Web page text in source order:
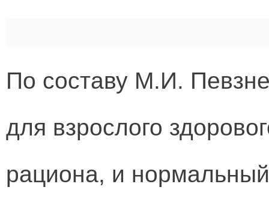
По составу М.И.
для взрослого
рациона, и